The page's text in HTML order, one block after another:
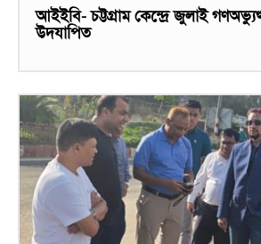
আইইবি- চট্টগ্রাম কেন্দ্রে জুলাই
উদযাপিত